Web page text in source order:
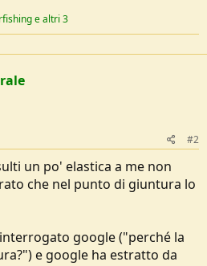
e altri 3
#2
un po' elastica a me non
che nel punto di giuntura lo
google ("perché la
e google ha estratto da